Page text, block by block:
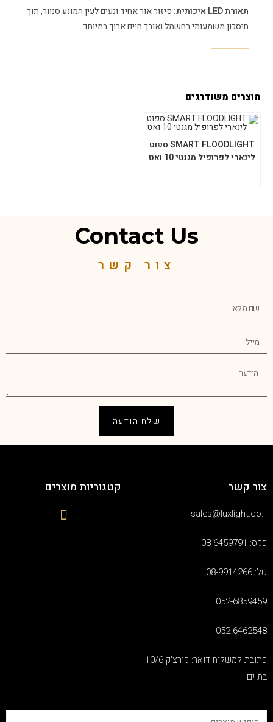
תאורת LED איכותית:
פיזור אור אחיד ונעים לעין המונע סנוור, תוך
חיסכון משמעותי בחשמל ואורך חיים ארוך במיוחד.
מוצרים משודרגים
SMART FLOODLIGHT ספוט
לינארי לפרופיל מגנטי 10 ואט
Contact Us
צור קשר
שלח הודעה
צור קשר
sales@luxlight.co.il
פקס: 08-6459791
טל: 08-9914266
052-6859459
052-6462548
כתובת למשלוח דואר: קורצ'ק 10/6
בת ים
קטגוריות מוצרים